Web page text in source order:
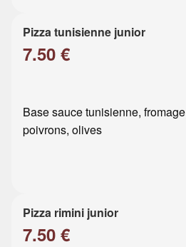
Pizza tunisienne junior
7.50 €
Base sauce tunisienne,
poivrons, olives
Pizza rimini junior
7.50 €